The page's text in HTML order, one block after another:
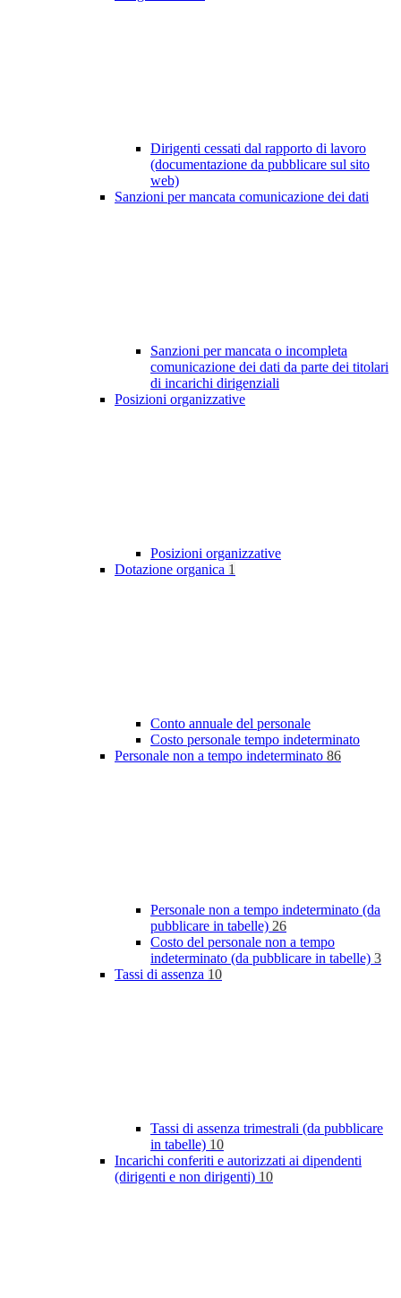
Dirigenti cessati dal rapporto di lavoro
(documentazione da pubblicare sul sito
web)
Sanzioni per mancata comunicazione dei dati
Sanzioni per mancata o incompleta
comunicazione dei dati da parte dei titolari
di incarichi dirigenziali
Posizioni organizzative
Posizioni organizzative
Dotazione organica 1
Conto annuale del personale
Costo personale tempo indeterminato
Personale non a tempo indeterminato 86
Personale non a tempo indeterminato (da
pubblicare in tabelle) 26
Costo del personale non a tempo
indeterminato (da pubblicare in tabelle) 3
Tassi di assenza 10
Tassi di assenza trimestrali (da pubblicare
in tabelle) 10
Incarichi conferiti e autorizzati ai dipendenti
(dirigenti e non dirigenti) 10